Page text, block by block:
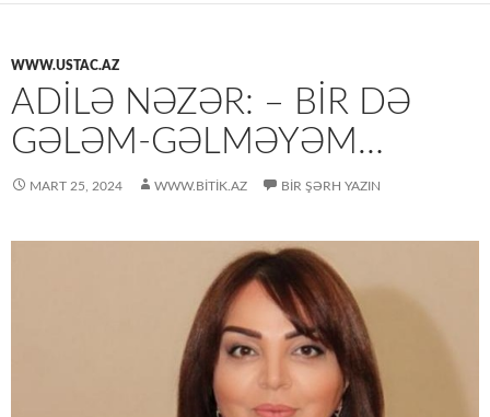
WWW.USTAC.AZ
ADILƏ NƏZƏR: – BİR DƏ
GƏLƏM-GƏLMƏYƏM…
MART 25, 2024 WWW.BITIK.AZ BIR ŞƏRH YAZIN